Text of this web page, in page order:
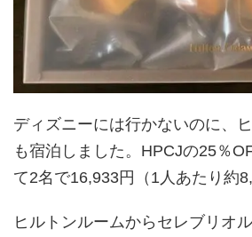
ディズニーには行かないのに、
も宿泊しました。HPCJの25％
て2名で16,933円（1人あたり約
ヒルトンルームからセレブリオ